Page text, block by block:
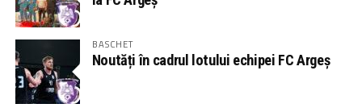
BASCHET
Noutăți în cadrul lotului echipei FC Argeș